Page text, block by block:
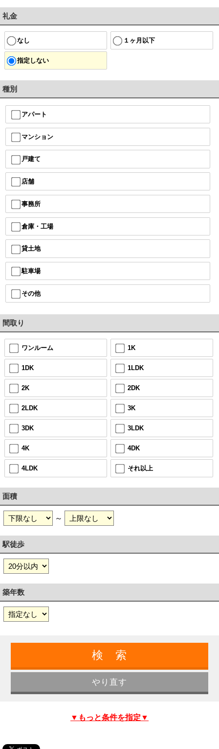
礼金
なし １ヶ月以下
指定しない
種別
アパート
マンション
戸建て
店舗
事務所
倉庫・工場
貸土地
駐車場
その他
間取り
ワンルーム 1K
1DK 1LDK
2K 2DK
2LDK 3K
3DK 3LDK
4K 4DK
4LDK それ以上
面積
～
駅徒歩
築年数
▼もっと条件を指定▼